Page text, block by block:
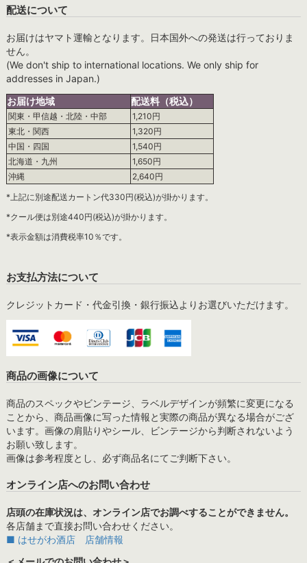
配送について
お届けはヤマト運輸となります。日本国外への発送は行っておりま
せん。
(We don't ship to international locations. We only ship for
addresses in Japan.)
お届け地域
配送料（税込）
関東・甲信越・北陸・中部
1,210円
東北・関西
1,320円
中国・四国
1,540円
北海道・九州
1,650円
沖縄
2,640円
*上記に別途配送カートン代330円(税込)が掛かります。
*クール便は別途440円(税込)が掛かります。
*表示金額は消費税率10％です。
お支払方法について
クレジットカード・代金引換・銀行振込よりお選びいただけます。
商品の画像について
商品のスペックやビンテージ、ラベルデザインが頻繁に変更になる
ことから、商品画像に写った情報と実際の商品が異なる場合がござ
います。画像の肩貼りやシール、ビンテージから判断されないよう
お願い致します。
画像は参考程度とし、必ず商品名にてご判断下さい。
オンライン店へのお問い合わせ
店頭の在庫状況は、オンライン店でお調べすることができません。
各店舗まで直接お問い合わせください。
■ はせがわ酒店 店舗情報